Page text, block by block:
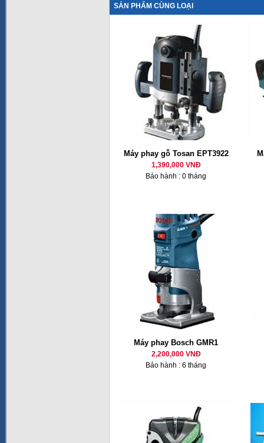
SẢN PHẨM CÙNG LOẠI
Máy phay gỗ Tosan EPT3922
1,390,000 VNĐ
Bảo hành : 0 tháng
Máy phay Bosch GMR1
2,200,000 VNĐ
Bảo hành : 6 tháng